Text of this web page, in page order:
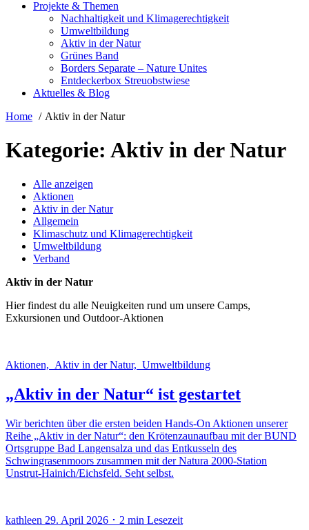
Projekte & Themen
Nachhaltigkeit und Klimagerechtigkeit
Umweltbildung
Aktiv in der Natur
Grünes Band
Borders Separate – Nature Unites
Entdeckerbox Streuobstwiese
Aktuelles & Blog
Home
Aktiv in der Natur
Kategorie: Aktiv in der Natur
Alle anzeigen
Aktionen
Aktiv in der Natur
Allgemein
Klimaschutz und Klimagerechtigkeit
Umweltbildung
Verband
Aktiv in der Natur
Hier findest du alle Neuigkeiten rund um unsere Camps,
Exkursionen und Outdoor-Aktionen
Aktionen, Aktiv in der Natur, Umweltbildung
„Aktiv in der Natur“ ist gestartet
Wir berichten über die ersten beiden Hands-On Aktionen unserer
Reihe „Aktiv in der Natur“: den Krötenzaunaufbau mit der BUND
Ortsgruppe Bad Langensalza und das Entkusseln des
Schwingrasenmoors zusammen mit der Natura 2000-Station
Unstrut-Hainich/Eichsfeld. Seht selbst.
kathleen 29. April 2026 ･ 2 min Lesezeit